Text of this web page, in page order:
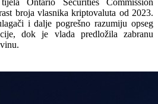
Ontario Securities Commission
broja vlasnika kriptovaluta od 2023.
i dalje pogrešno razumiju opseg
dok je vlada predložila zabranu